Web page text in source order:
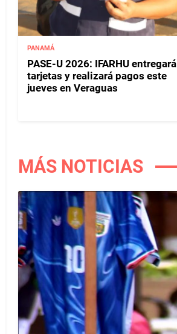
PANAMÁ
PASE-U 2026: IFARHU entregará
tarjetas y realizará pagos este
jueves en Veraguas
MÁS NOTICIAS